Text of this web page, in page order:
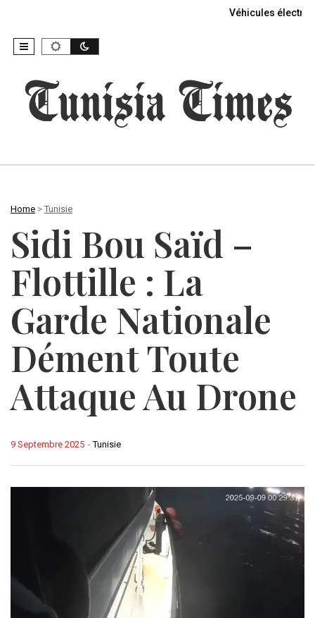
Véhicules
Home > Tunisie
Sidi Bou Saïd –
Flottille : La
Garde Nationale
Dément Toute
Attaque Au Drone
-Tunisie
9 Septembre 2025